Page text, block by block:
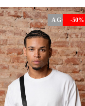
-50%
AGOTADO